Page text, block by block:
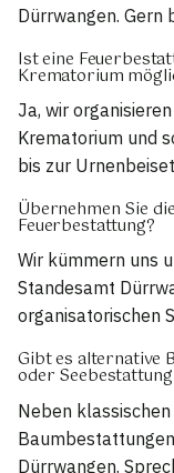
Dürrwangen. Gern
Ist eine
Krematorium
Ja, wir
Krematorium und
bis zur
Übernehmen Sie
Feuerbestattung?
Wir kümmern uns
Standesamt
organisatorischen
Gibt es alternative
oder
Neben
Dürrwangen.